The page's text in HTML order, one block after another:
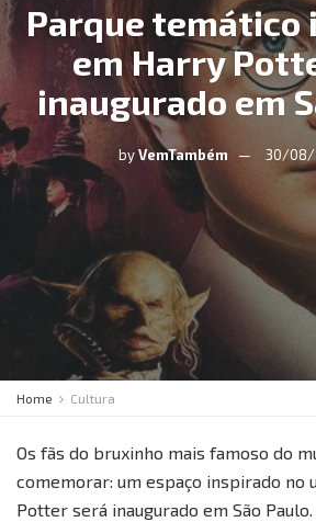
Parque temático
em Harry
inaugurado em
by VemTambém 30/08/
Home Cultura
Os fãs do bruxinho mais famoso do
comemorar: um espaço inspirado no
Potter será inaugurado em São